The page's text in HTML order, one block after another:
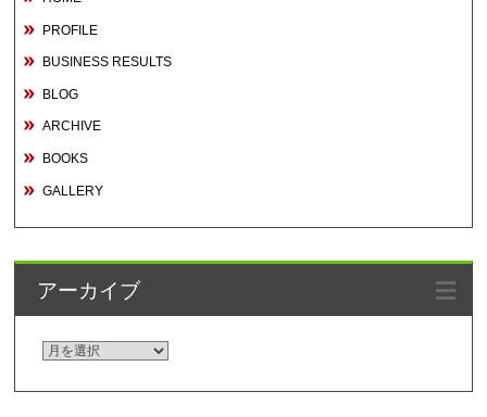
PROFILE
BUSINESS RESULTS
BLOG
ARCHIVE
BOOKS
GALLERY
アーカイブ
ア